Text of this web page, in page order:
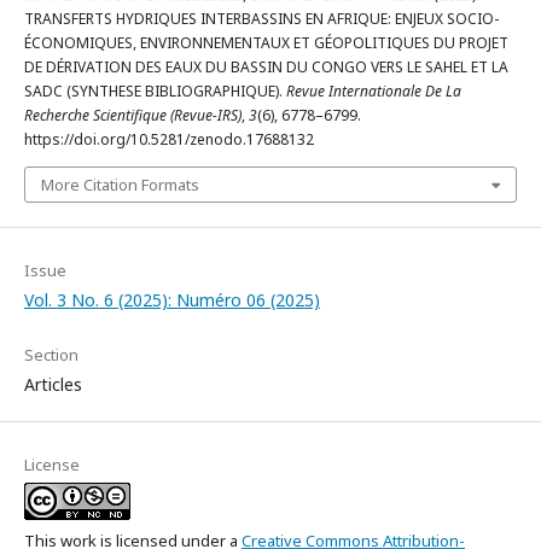
TRANSFERTS HYDRIQUES INTERBASSINS EN AFRIQUE: ENJEUX SOCIO-
ÉCONOMIQUES, ENVIRONNEMENTAUX ET GÉOPOLITIQUES DU PROJET
DE DÉRIVATION DES EAUX DU BASSIN DU CONGO VERS LE SAHEL ET LA
SADC (SYNTHESE BIBLIOGRAPHIQUE). Revue Internationale De La
Recherche Scientifique (Revue-IRS),3(6), 6778–6799.
https://doi.org/10.5281/zenodo.17688132
More Citation Formats
Issue
Vol. 3 No. 6 (2025): Numéro 06 (2025)
Section
Articles
License
This work is licensed under a Creative Commons Attribution-